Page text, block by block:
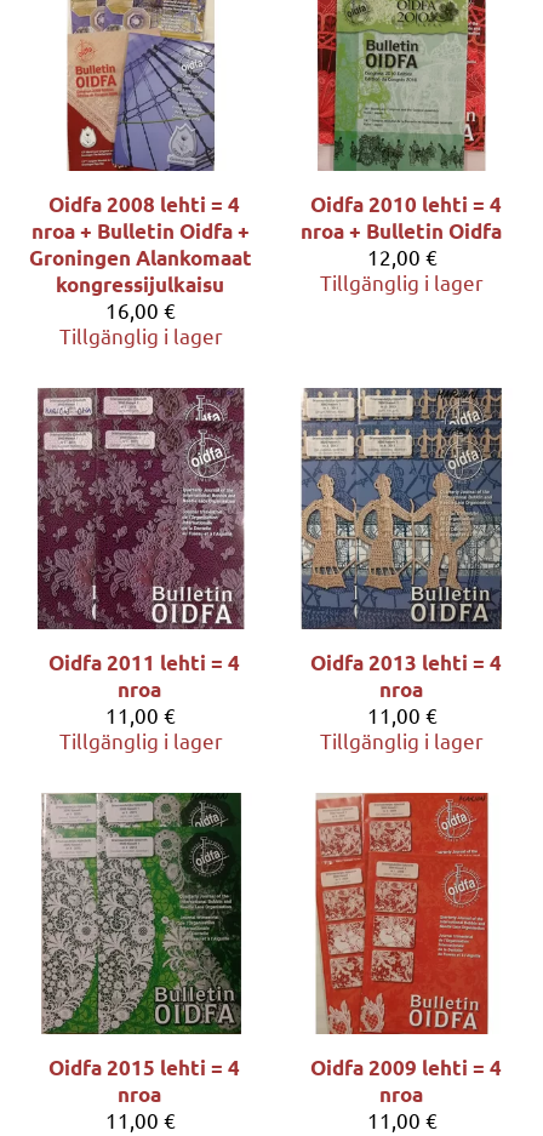
Oidfa 2008 lehti = 4
nroa + Bulletin Oidfa +
Groningen Alankomaat
kongressijulkaisu
16,00 €
Tillgänglig i lager
Oidfa 2010 lehti = 4
nroa + Bulletin Oidfa
12,00 €
Tillgänglig i lager
Oidfa 2011 lehti = 4
nroa
11,00 €
Tillgänglig i lager
Oidfa 2013 lehti = 4
nroa
11,00 €
Tillgänglig i lager
Oidfa 2015 lehti = 4
nroa
11,00 €
Oidfa 2009 lehti = 4
nroa
11,00 €